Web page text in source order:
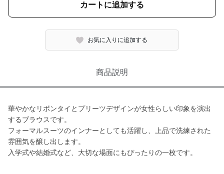
カートに追加する
お気に入りに追加する
商品説明
華やかなリボンタイとプリーツデザインが女性らしい印象を演出
するブラウスです。
フォーマルスーツのインナーとしても活躍し、上品で洗練された
雰囲気を醸し出します。
入学式や結婚式など、大切な場面にもぴったりの一枚です。